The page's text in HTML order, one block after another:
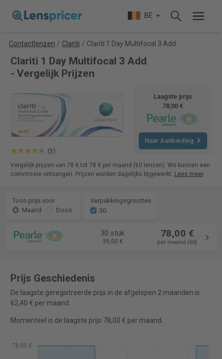
BE
Contactlenzen / Clariti / Clariti 1 Day Multifocal 3 Add
Clariti 1 Day Multifocal 3 Add
- Vergelijk Prijzen
(3)
Laagste prijs
78,00 €
Naar Aanbieding
Vergelijk prijzen van 78 € tot 78 € per maand (60 lenzen). We kunnen een
commissie ontvangen. Prijzen worden dagelijks bijgewerkt. Lees meer.
Toon prijs voor
Maand
Doos
Verpakkingsgroottes
30
30 stuk
39,00 €
78,00 €
per maand (60)
Prijs Geschiedenis
De laagste geregistreerde prijs in de afgelopen 2 maanden is
62,40 € per maand.
Momenteel is de laagste prijs 78,00 € per maand.